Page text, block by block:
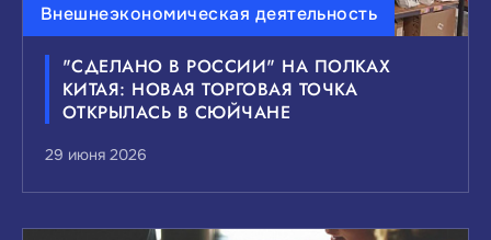
Внешнеэкономическая деятельность
"СДЕЛАНО В РОССИИ" НА ПОЛКАХ
КИТАЯ: НОВАЯ ТОРГОВАЯ ТОЧКА
ОТКРЫЛАСЬ В СЮЙЧАНЕ
29 июня 2026